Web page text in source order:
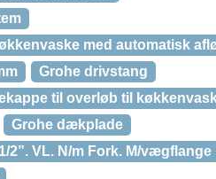
med automatisk
Grohe drivstang
til overløb til
Grohe dækplade
2”. VL. N/m Fork. M/vægflange